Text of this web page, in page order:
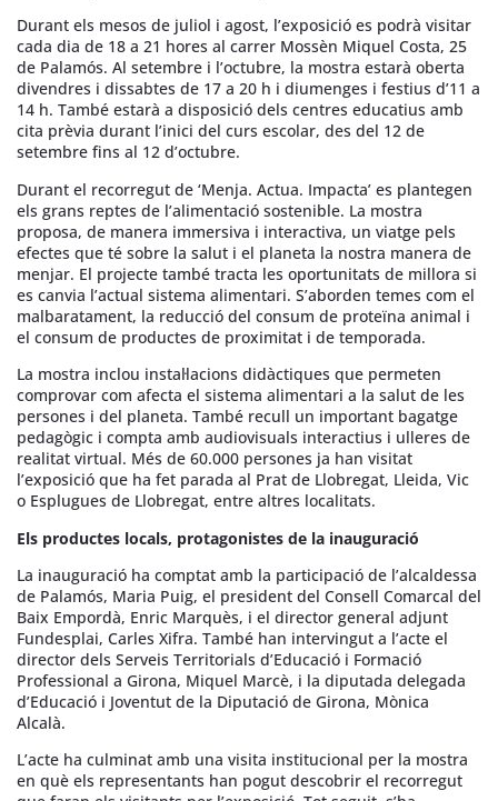
Durant els mesos de juliol i agost, l’exposició es podrà visitar
cada dia de 18 a 21 hores al carrer Mossèn Miquel Costa, 25
de Palamós. Al setembre i l’octubre, la mostra estarà oberta
divendres i dissabtes de 17 a 20 h i diumenges i festius d’11 a
14 h. També estarà a disposició dels centres educatius amb
cita prèvia durant l’inici del curs escolar, des del 12 de
setembre fins al 12 d’octubre.
Durant el recorregut de ‘Menja. Actua. Impacta’ es plantegen
els grans reptes de l’alimentació sostenible. La mostra
proposa, de manera immersiva i interactiva, un viatge pels
efectes que té sobre la salut i el planeta la nostra manera de
menjar. El projecte també tracta les oportunitats de millora si
es canvia l’actual sistema alimentari. S’aborden temes com el
malbaratament, la reducció del consum de proteïna animal i
el consum de productes de proximitat i de temporada.
La mostra inclou instal·lacions didàctiques que permeten
comprovar com afecta el sistema alimentari a la salut de les
persones i del planeta. També recull un important bagatge
pedagògic i compta amb audiovisuals interactius i ulleres de
realitat virtual. Més de 60.000 persones ja han visitat
l’exposició que ha fet parada al Prat de Llobregat, Lleida, Vic
o Esplugues de Llobregat, entre altres localitats.
Els productes locals, protagonistes de la inauguració
La inauguració ha comptat amb la participació de l’alcaldessa
de Palamós, Maria Puig, el president del Consell Comarcal del
Baix Empordà, Enric Marquès, i el director general adjunt
Fundesplai, Carles Xifra. També han intervingut a l’acte el
director dels Serveis Territorials d’Educació i Formació
Professional a Girona, Miquel Marcè, i la diputada delegada
d’Educació i Joventut de la Diputació de Girona, Mònica
Alcalà.
L’acte ha culminat amb una visita institucional per la mostra
en què els representants han pogut descobrir el recorregut